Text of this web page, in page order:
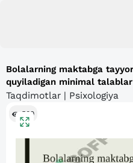
Bolalarning maktabga
quyiladigan minimal talablar
Taqdimotlar | Psixologiya
509